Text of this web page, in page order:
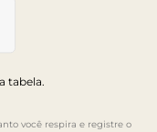
tabela.
você respira e registre o